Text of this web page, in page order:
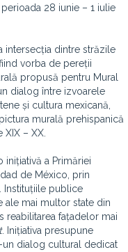
28 iunie – 1 iulie
intersecția dintre străzile
vorba de pereții
propusă pentru Mural
dialog între izvoarele
și cultura mexicană,
murală prehispanică
– XX.
inițiativă a Primăriei
de México, prin
Instituțiile publice
ale mai multor state din
reabilitarea fațadelor mai
. Inițiativa presupune
dialog cultural dedicat